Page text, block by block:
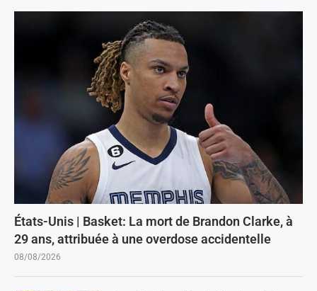
États-Unis | Basket: La mort de Brandon Clarke, à
29 ans, attribuée à une overdose accidentelle
08/08/2026